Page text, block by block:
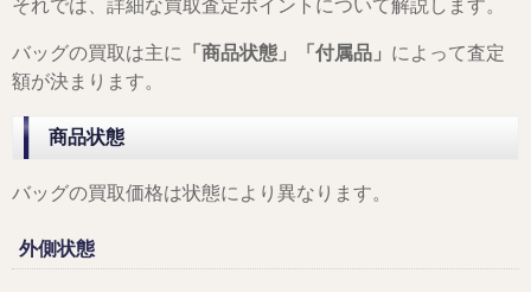
それでは、詳細な買取査定ポイントについて解説します。
バッグの買取は主に 「商品状態」「付属品」 によって査定
額が決まります。
商品状態
バッグの買取価格は状態により異なります。
外側状態